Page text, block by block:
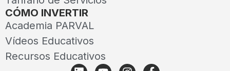
CÓMO INVERTIR
Academia PARVAL
Vídeos Educativos
Recursos Educativos